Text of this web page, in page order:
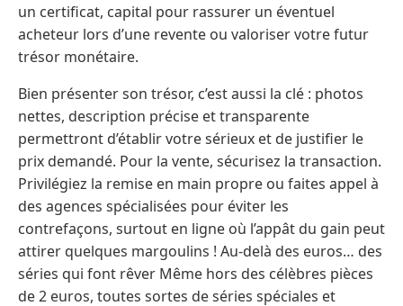
un certificat, capital pour rassurer un éventuel
acheteur lors d’une revente ou valoriser votre futur
trésor monétaire.
Bien présenter son trésor, c’est aussi la clé : photos
nettes, description précise et transparente
permettront d’établir votre sérieux et de justifier le
prix demandé. Pour la vente, sécurisez la transaction.
Privilégiez la remise en main propre ou faites appel à
des agences spécialisées pour éviter les
contrefaçons, surtout en ligne où l’appât du gain peut
attirer quelques margoulins ! Au-delà des euros… des
séries qui font rêver Même hors des célèbres pièces
de 2 euros, toutes sortes de séries spéciales et